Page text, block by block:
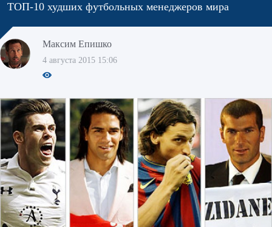
ТОП-10 худших футбольных менеджеров мира
Максим Епишко
4 августа 2015 15:06